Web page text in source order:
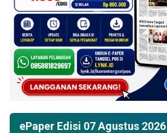
ePaper Edisi 07 Agustus 2026